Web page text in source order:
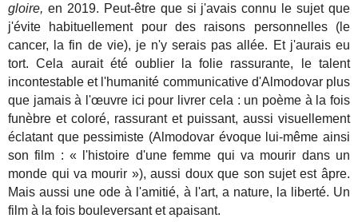
gloire, en 2019. Peut-être que si j'avais connu le sujet que
j'évite habituellement pour des raisons personnelles (le
cancer, la fin de vie), je n'y serais pas allée. Et j'aurais eu
tort. Cela aurait été oublier la folie rassurante, le talent
incontestable et l'humanité communicative d'Almodovar plus
que jamais à l'œuvre ici pour livrer cela : un poème à la fois
funèbre et coloré, rassurant et puissant, aussi visuellement
éclatant que pessimiste (Almodovar évoque lui-même ainsi
son film : « l'histoire d'une femme qui va mourir dans un
monde qui va mourir »), aussi doux que son sujet est âpre.
Mais aussi une ode à l'amitié, à l'art, a nature, la liberté. Un
film à la fois bouleversant et apaisant.